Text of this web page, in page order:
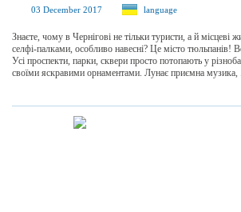
03 December 2017 language
Знаєте, чому в Чернігові не тільки туристи, а й місцеві
селфі-палками, особливо навесні? Це місто тюльпанів!
Усі проспекти, парки, сквери просто потопають у
своїми яскравими орнаментами. Лунає приємна музика,